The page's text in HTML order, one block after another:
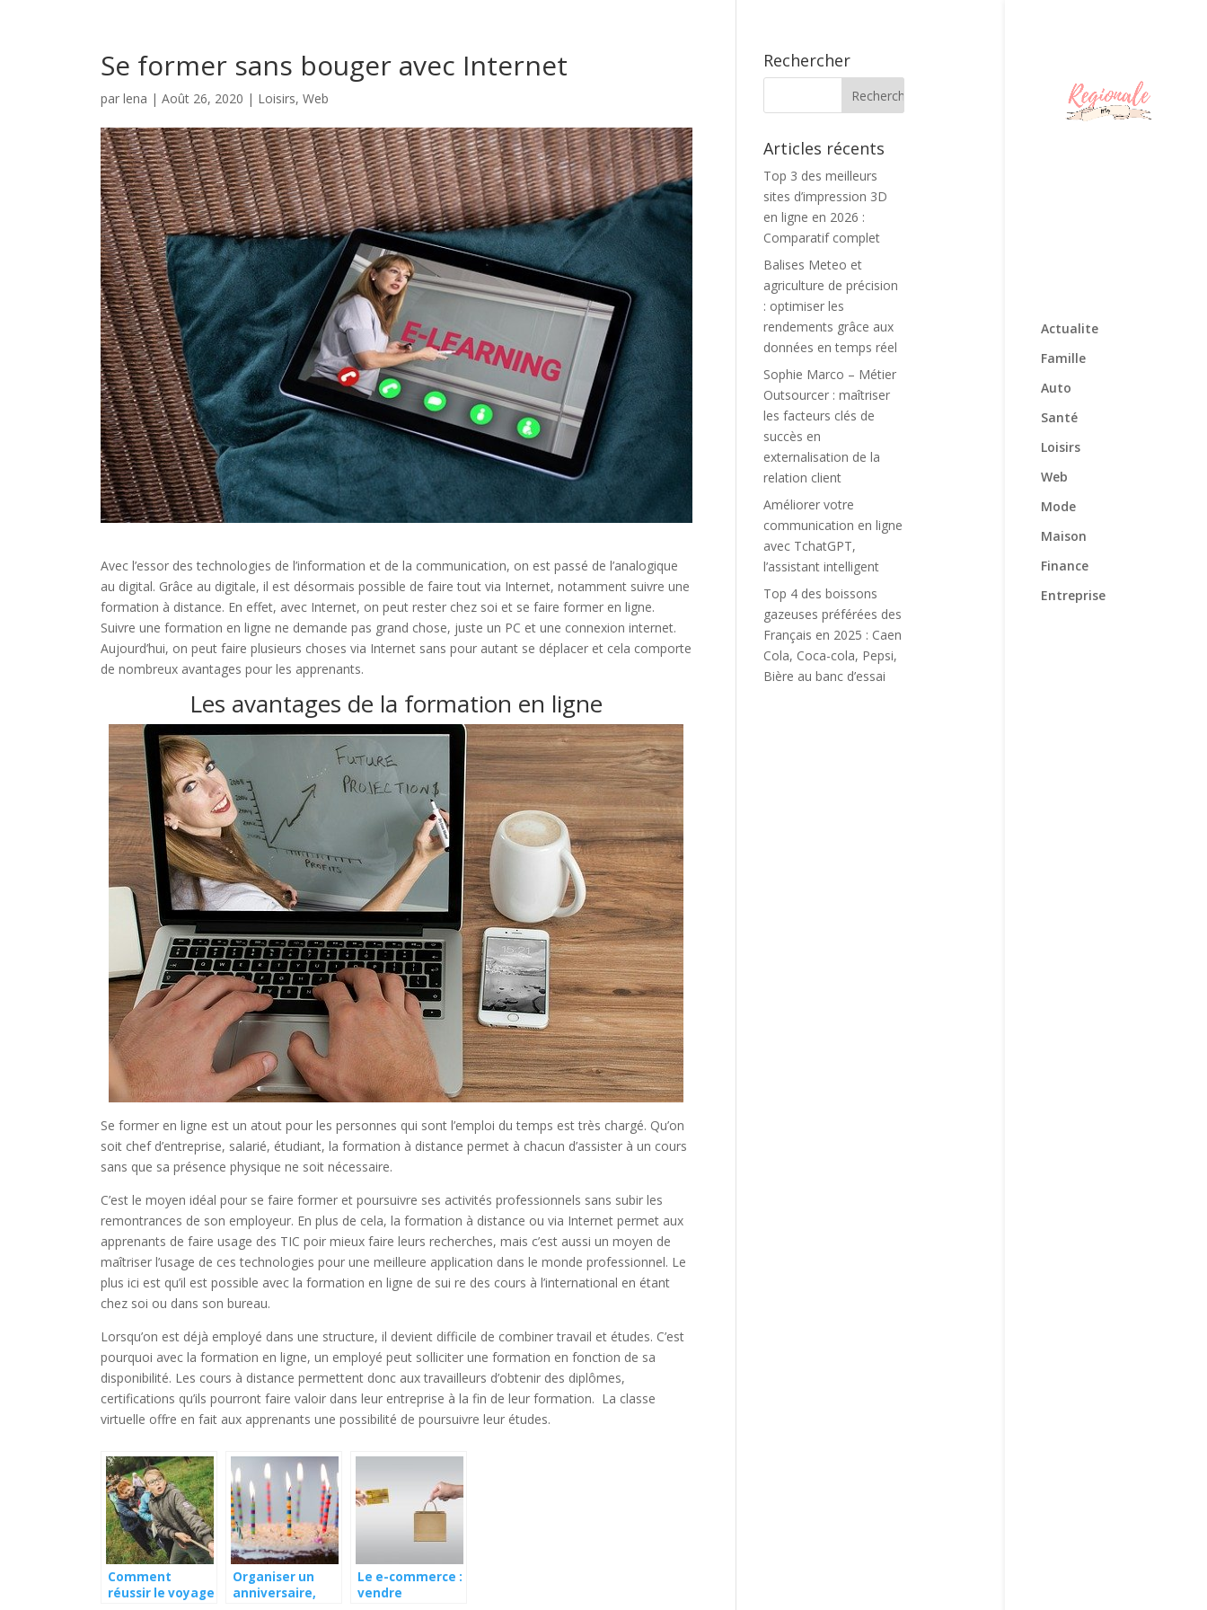
Actualite
Famille
Auto
Santé
Loisirs
Web
Mode
Maison
Finance
Entreprise
Se former sans bouger avec Internet
par lena | Août 26, 2020 | Loisirs, Web
Avec l’essor des technologies de l’information et de la communication, on est passé de l’analogique
au digital. Grâce au digitale, il est désormais possible de faire tout via Internet, notamment suivre une
formation à distance. En effet, avec Internet, on peut rester chez soi et se faire former en ligne.
Suivre une formation en ligne ne demande pas grand chose, juste un PC et une connexion internet.
Aujourd’hui, on peut faire plusieurs choses via Internet sans pour autant se déplacer et cela comporte
de nombreux avantages pour les apprenants.
Les avantages de la formation en ligne
Se former en ligne est un atout pour les personnes qui sont l’emploi du temps est très chargé. Qu’on
soit chef d’entreprise, salarié, étudiant, la formation à distance permet à chacun d’assister à un cours
sans que sa présence physique ne soit nécessaire.
C’est le moyen idéal pour se faire former et poursuivre ses activités professionnels sans subir les
remontrances de son employeur. En plus de cela, la formation à distance ou via Internet permet aux
apprenants de faire usage des TIC poir mieux faire leurs recherches, mais c’est aussi un moyen de
maîtriser l’usage de ces technologies pour une meilleure application dans le monde professionnel. Le
plus ici est qu’il est possible avec la formation en ligne de sui re des cours à l’international en étant
chez soi ou dans son bureau.
Lorsqu’on est déjà employé dans une structure, il devient difficile de combiner travail et études. C’est
pourquoi avec la formation en ligne, un employé peut solliciter une formation en fonction de sa
disponibilité. Les cours à distance permettent donc aux travailleurs d’obtenir des diplômes,
certifications qu’ils pourront faire valoir dans leur entreprise à la fin de leur formation. La classe
virtuelle offre en fait aux apprenants une possibilité de poursuivre leur études.
Comment
réussir le voyage
Organiser un
anniversaire,
Le e-commerce :
vendre
Rechercher
Articles récents
Top 3 des meilleurs
sites d’impression 3D
en ligne en 2026 :
Comparatif complet
Balises Meteo et
agriculture de précision
: optimiser les
rendements grâce aux
données en temps réel
Sophie Marco – Métier
Outsourcer : maîtriser
les facteurs clés de
succès en
externalisation de la
relation client
Améliorer votre
communication en ligne
avec TchatGPT,
l’assistant intelligent
Top 4 des boissons
gazeuses préférées des
Français en 2025 : Caen
Cola, Coca-cola, Pepsi,
Bière au banc d’essai